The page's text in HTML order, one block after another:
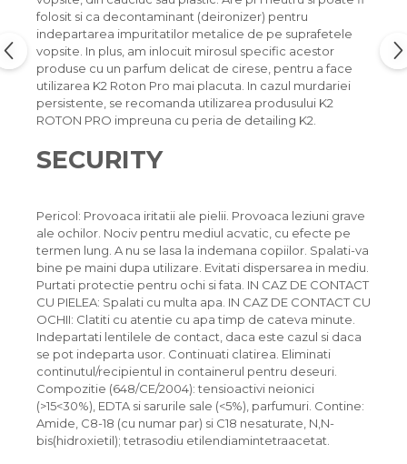
Suporti si placi prindere
folosit si ca decontaminant (deironizer) pentru
indepartarea impuritatilor metalice de pe suprafetele
vopsite. In plus, am inlocuit mirosul specific acestor
produse cu un parfum delicat de cirese, pentru a face
utilizarea K2 Roton Pro mai placuta. In cazul murdariei
persistente, se recomanda utilizarea produsului K2
ROTON PRO impreuna cu peria de detailing K2.
SECURITY
Pericol: Provoaca iritatii ale pielii. Provoaca leziuni grave
ale ochilor. Nociv pentru mediul acvatic, cu efecte pe
termen lung. A nu se lasa la indemana copiilor. Spalati-va
bine pe maini dupa utilizare. Evitati dispersarea in mediu.
Purtati protectie pentru ochi si fata. IN CAZ DE CONTACT
CU PIELEA: Spalati cu multa apa. IN CAZ DE CONTACT CU
OCHII: Clatiti cu atentie cu apa timp de cateva minute.
Indepartati lentilele de contact, daca este cazul si daca
se pot indeparta usor. Continuati clatirea. Eliminati
continutul/recipientul in containerul pentru deseuri.
Compozitie (648/CE/2004): tensioactivi neionici
(>15<30%), EDTA si sarurile sale (<5%), parfumuri. Contine:
Amide, C8-18 (cu numar par) si C18 nesaturate, N,N-
bis(hidroxietil); tetrasodiu etilendiamintetraacetat.